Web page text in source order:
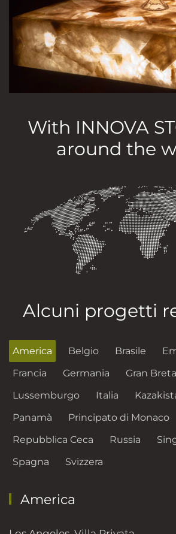
With INNOVA
around the
Alcuni progetti
America Belgio Brasile
Francia
Germania
Gran
Lussemburgo
Italia
Panamà
Principato di Monaco
Repubblica Ceca
Russia
Spagna
Svizzera
America